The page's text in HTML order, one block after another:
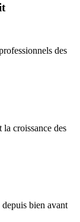
des
croissance des
bien avant